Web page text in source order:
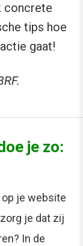
concrete
tips hoe
gaat!
je zo:
je website
je dat zij
In de